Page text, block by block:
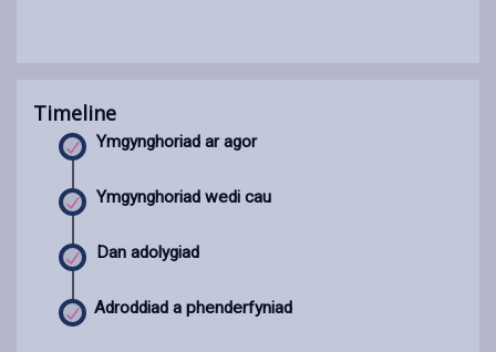
Timeline
Ymgynghoriad ar agor
Ymgynghoriad wedi cau
Dan adolygiad
Adroddiad a phenderfyniad